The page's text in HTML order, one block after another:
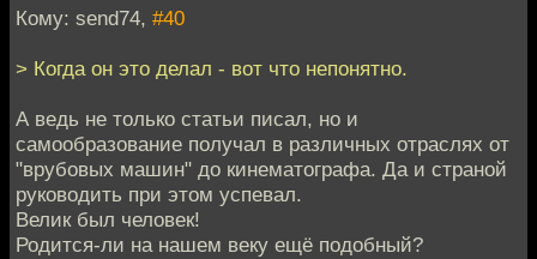
Кому: send74, #40
> Когда он это делал - вот что непонятно.
А ведь не только статьи писал, но и
самообразование получал в различных отраслях от
"врубовых машин" до кинематографа. Да и страной
руководить при этом успевал.
Велик был человек!
Родится-ли на нашем веку ещё подобный?